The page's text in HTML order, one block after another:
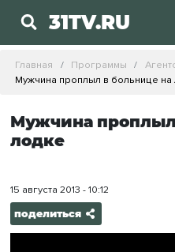
31TV.RU
Главная Программы
Мужчина проплыл в больнице на
Мужчина
лодке
15 августа 2013 - 10:12
поделиться